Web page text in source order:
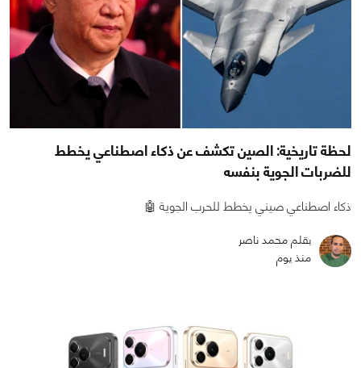
لحظة تاريخية: الصين تكشف عن ذكاء اصطناعي يخطط
للضربات الجوية بنفسه
ذكاء اصطناعي صيني يخطط للحرب الجوية 🤖
بقلم محمد ناصر
منذ يوم